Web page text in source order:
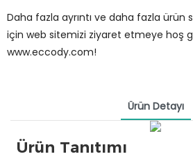
Daha fazla ayrıntı ve daha fazla
için web sitemizi ziyaret etmeye hoş
www.eccody.com!
Ürün Detayı
Ürün Tanıtımı